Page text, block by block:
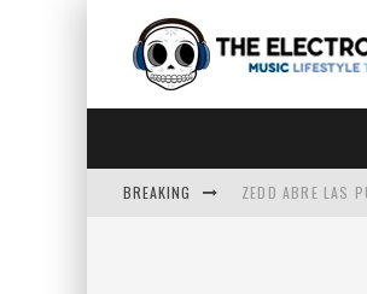
BREAKING ZEDD ABRE LAS